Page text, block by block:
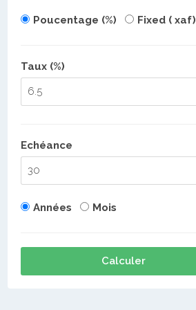
Poucentage (%) Fixed ( xaf)
Taux (%)
Echéance
Années Mois
Calculer